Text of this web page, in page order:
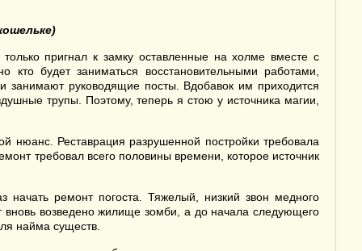
пригнал к замку оставленные на холме вместе с
будет заниматься восстановительными работами,
занимают руководящие посты. Вдобавок им приходится
трупы. Поэтому, теперь я стою у источника магии,
нюанс. Реставрация разрушенной постройки требовала
требовал всего половины времени, которое источник
ремонт погоста. Тяжелый, низкий звон медного
вновь возведено жилище зомби, а до начала следующего
найма существ.